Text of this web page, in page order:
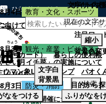
ひらがなをつける
検索
月4日 教育・文化・スポーツ
向けて：安東ウメ子さんとの思
月3日 観光・産業・ビジネス
さい月イチ菜」の実施について
月3日 防災・消防
災フェアの開催について
サイト内
注目ワー
番号カード）
暮らしの便利帳
ウマン象LINEスタンプ
パオく
目的から
文字サイズ
現在の文字
縮小
背景色変
文字白
背景黒
なをつける ふりがなを